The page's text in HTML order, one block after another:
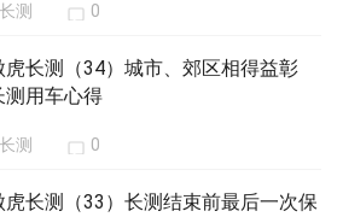
测 0
虎长测（34）城市、郊区相得益彰
测用车心得
测 0
虎长测（33）长测结束前最后一次保